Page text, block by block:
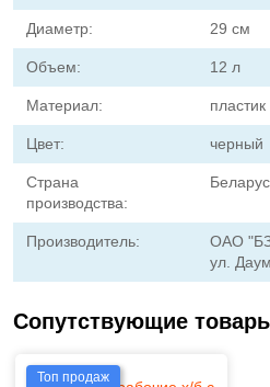
Диаметр: 29 см
Объем: 12 л
Материал: пластик
Цвет: черный
Страна
производства:
Производитель:
ОАО
ул.
Сопутствующие
Топ продаж